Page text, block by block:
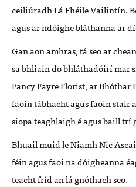
ceiliúradh Lá Fhéile Vailintín.
agus ar ndóighe bláthanna ar
Gan aon amhras, tá seo ar
sa bhliain do bhláthadóirí mar
Fancy Fayre Florist, ar
faoin tábhacht agus faoin stair
siopa teaghlaigh é agus baill
Bhuail muid le Niamh Nic
féin agus faoi na dóigheanna
teacht fríd an lá gnóthach seo.